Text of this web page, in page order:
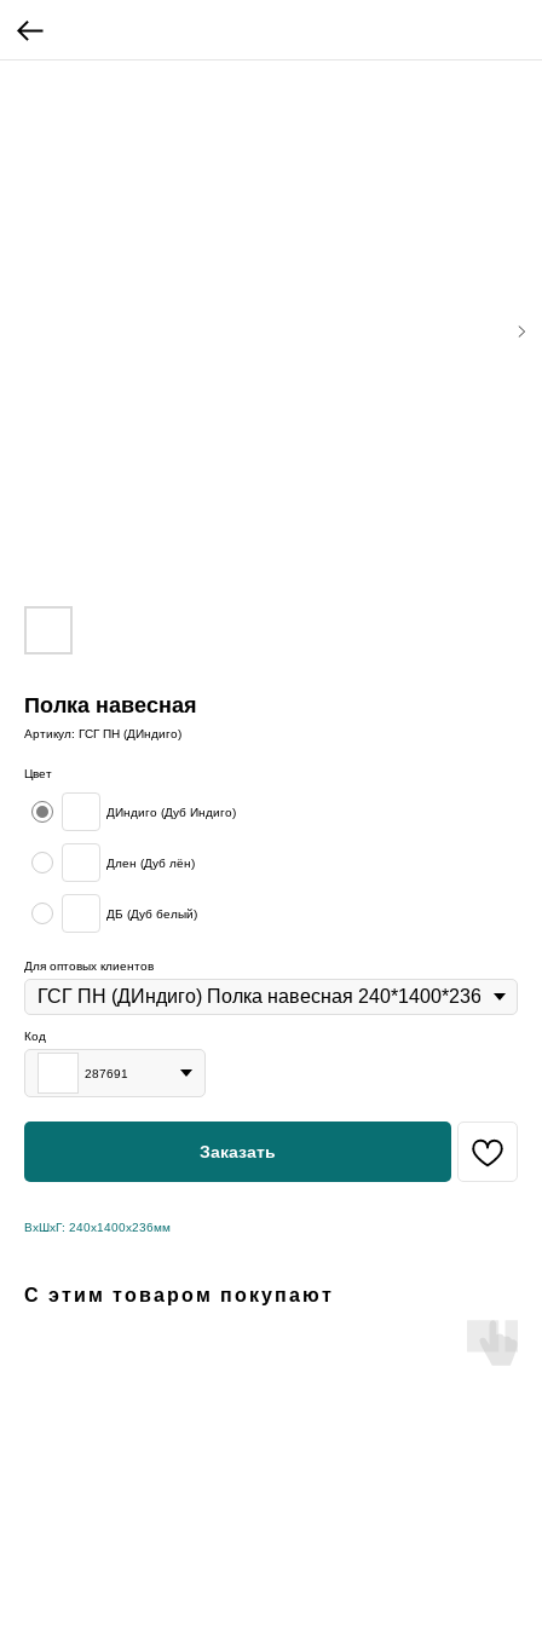
Полка навесная
Артикул: ГСГ ПН (ДИндиго)
Цвет
ДИндиго (Дуб Индиго)
Длен (Дуб лён)
ДБ (Дуб белый)
Для оптовых клиентов
Код
287691
Заказать
ВхШхГ: 240х1400х236мм
С этим товаром покупают